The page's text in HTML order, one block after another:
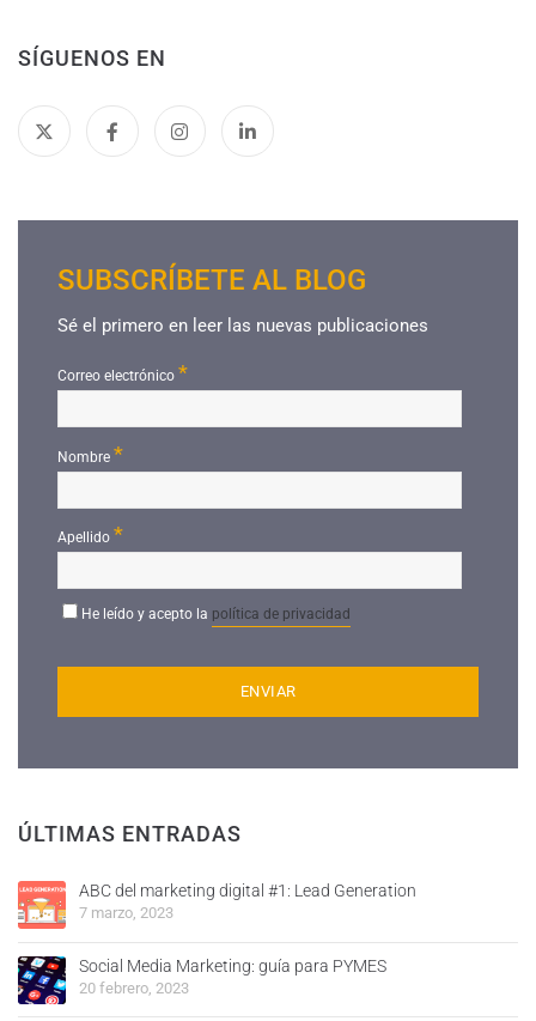
SÍGUENOS EN
SUBSCRÍBETE AL BLOG
Sé el primero en leer las nuevas publicaciones
Correo electrónico *
Nombre*
Apellido *
He leído y acepto la política de privacidad
ÚLTIMAS ENTRADAS
ABC del marketing digital #1: Lead Generation
7 marzo, 2023
Social Media Marketing: guía para PYMES
20 febrero, 2023